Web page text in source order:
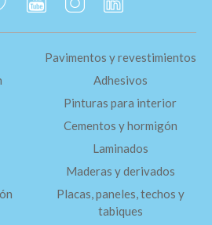
Pavimentos y revestimientos
Adhesivos
Pinturas para interior
Cementos y hormigón
Laminados
Maderas y derivados
Placas, paneles, techos y
tabiques